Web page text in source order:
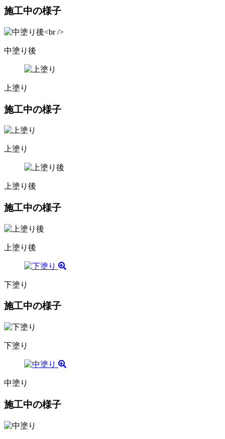
施工中の様子
中塗り後
上塗り
施工中の様子
上塗り
上塗り後
施工中の様子
上塗り後
下塗り
施工中の様子
下塗り
中塗り
施工中の様子